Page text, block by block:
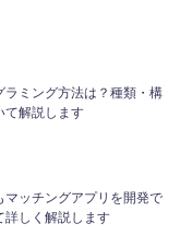
ミング方法は？種類・構
て解説します
ッチングアプリを開発で
詳しく解説します